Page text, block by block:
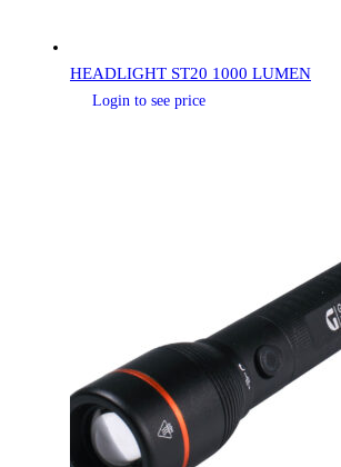
HEADLIGHT ST20 1000 LUMEN
Login to see price